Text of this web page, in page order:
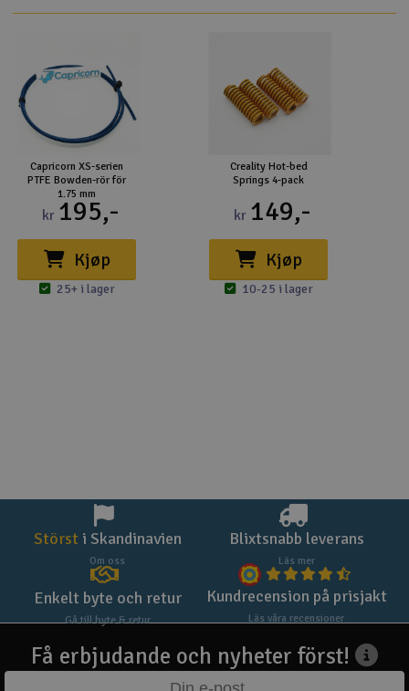
Capricorn XS-serien
PTFE Bowden-rör för
1.75 mm
kr 195,-
Kjøp
25+ i lager
Creality Hot-bed
Springs 4-pack
kr 149,-
Kjøp
10-25 i lager
Störst i Skandinavien
Om oss
Blixtsnabb leverans
Läs mer
Enkelt byte och retur
Gå till byte & retur
Kundrecension på prisjakt
Läs våra recensioner
Få erbjudande och nyheter först!